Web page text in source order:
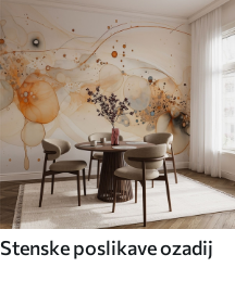
Stenske poslikave ozadij